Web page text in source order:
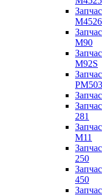
M4526
M90
M92S
PM503
281
M11
250
450